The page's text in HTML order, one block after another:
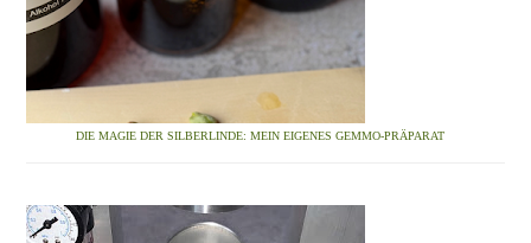
DIE MAGIE DER SILBERLINDE: MEIN EIGENES GEMMO-PRÄPARAT